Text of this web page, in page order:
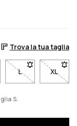
Trova la tua taglia
L- Taglia L non
XL
-
S.